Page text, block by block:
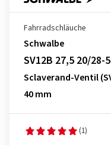
Fahrradschläuche
Schwalbe
SV12B 27,5 20/28-
Sclaverand-Ventil
40 mm
(1)